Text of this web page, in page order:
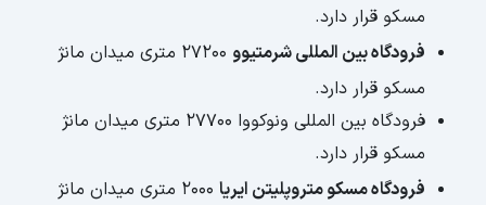
مسکو قرار دارد.
فرودگاه بین المللی شرمتیوو
27200 متری میدان مانژ
مسکو قرار دارد.
فرودگاه بین المللی ونوکووا 27700 متری میدان مانژ
مسکو قرار دارد.
فرودگاه مسکو متروپلیتن ایریا
2000 متری میدان مانژ